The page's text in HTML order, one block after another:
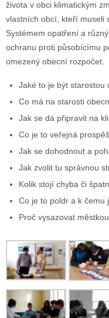
života v obci klimatickým
vlastních obcí, kteří museli
Systémem opatření a
ochranu proti působícímu
omezený obecní rozpočet.
Jaké to je být starostou
Co má na starosti
Jak se dá připravit na
Co je to veřejná
Jak se dohodnout a
Jak zvolit tu správnou
Kolik stojí chyba či
Co je to poldr a k čemu
Proč vysazovat